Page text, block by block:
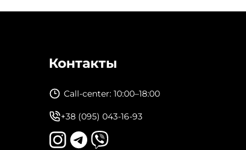
Контакты
Call-center: 10:00–18:00
+38 (095) 043-16-93